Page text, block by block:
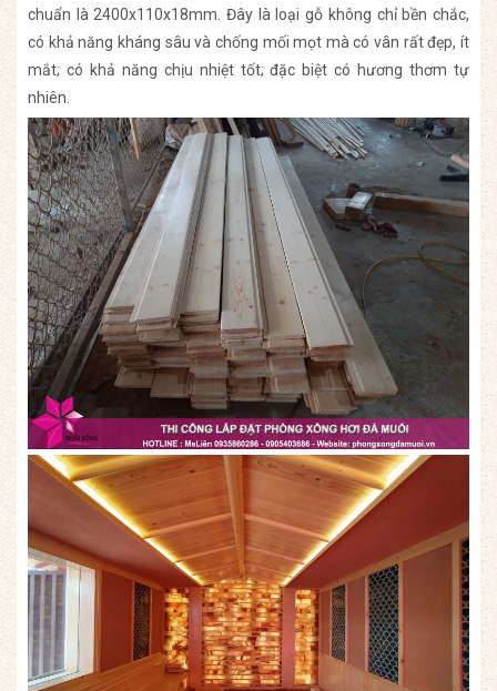
chuẩn là 2400x110x18mm. Đây là loại gỗ không chỉ bền chắc,
có khả năng kháng sâu và chống mối mọt mà có vân rất đẹp, ít
mắt; có khả năng chịu nhiệt tốt; đặc biệt có hương thơm tự
nhiên.